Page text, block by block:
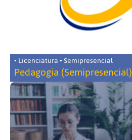
• Licenciatura • Semipresencial
Pedagogia (Semipresencial)